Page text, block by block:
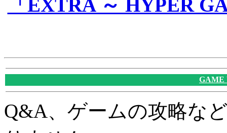
「EXTRA ～ HYPER
GAME
Q&A、ゲームの攻略な